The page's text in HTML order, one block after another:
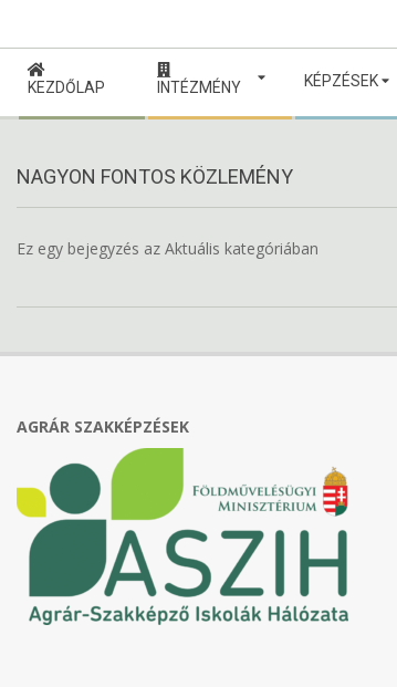
Secondary
Navigation
Menu
KEZDŐLAP INTÉZMÉNY KÉPZÉSEK
NAGYON FONTOS KÖZLEMÉNY
Ez egy bejegyzés az Aktuális kategóriában
AGRÁR SZAKKÉPZÉSEK